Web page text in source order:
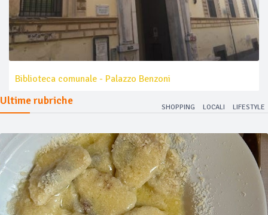
Biblioteca comunale - Palazzo Benzoni
Ultime rubriche
SHOPPING LOCALI LIFESTYLE